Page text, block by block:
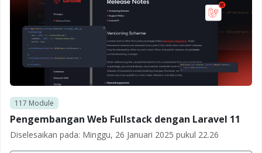
117 Module
Pengembangan Web Fullstack dengan Laravel 11
Diselesaikan pada: Minggu, 26 Januari 2025 pukul 22.26